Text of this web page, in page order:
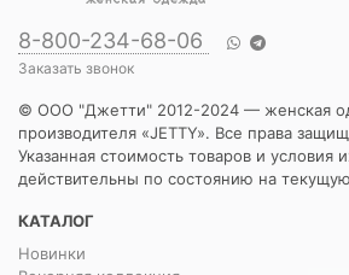
8-800-234-68-06
Заказать звонок
© ООО "Джетти" 2012-2024 — женская
производителя «JETTY». Все права
Указанная стоимость товаров и условия
действительны по состоянию на
КАТАЛОГ
Новинки